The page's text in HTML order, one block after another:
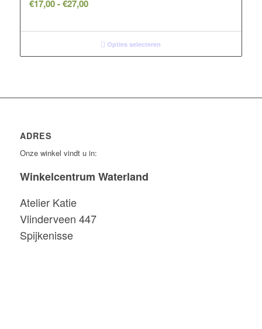
€17,00 - €27,00Prijsklasse:
tot
€27,00Opties selecteren
ADRES
Onze winkel vindt u in:
Winkelcentrum Waterland
Atelier Katie
Vlinderveen 447
Spijkenisse